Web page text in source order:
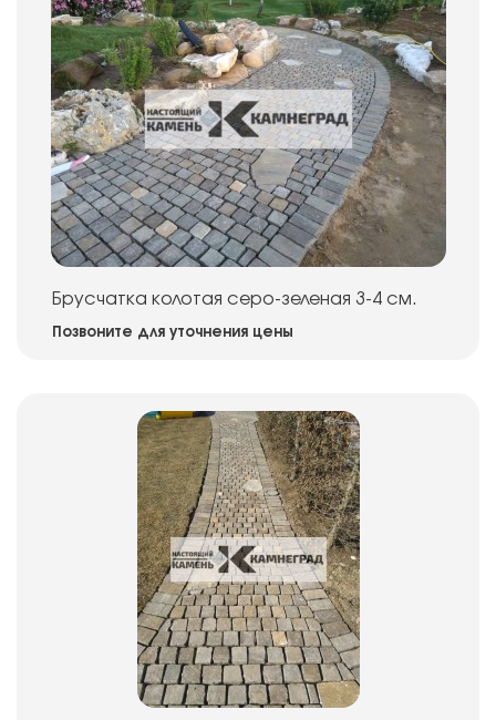
Брусчатка колотая серо-зеленая 3-4 см.
Позвоните для уточнения цены